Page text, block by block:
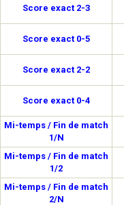
Score exact 2-3
Score exact 0-5
Score exact 2-2
Score exact 0-4
Mi-temps / Fin de match
1/N
Mi-temps / Fin de match
1/2
Mi-temps / Fin de match
2/N